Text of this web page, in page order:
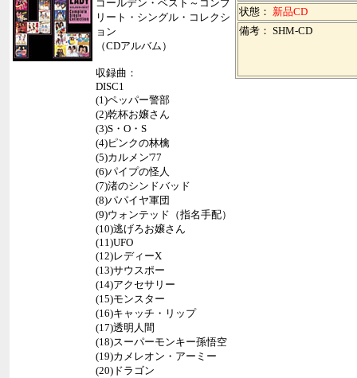
ゴールデン・ベスト～コンプ
リート・シングル・コレクシ
ョン
（CDアルバム）
収録曲：
DISC1
(1)ペッパー警部
(2)乾杯お嬢さん
(3)S・O・S
(4)ピンクの林檎
(5)カルメン'77
(6)パイプの怪人
(7)渚のシンドバッド
(8)パパイヤ軍団
(9)ウォンテッド（指名手配）
(10)逃げろお嬢さん
(11)UFO
(12)レディーX
(13)サウスポー
(14)アクセサリー
(15)モンスター
(16)キャッチ・リップ
(17)透明人間
(18)スーパーモンキー孫悟空
(19)カメレオン・アーミー
(20)ドラゴン
状態： 新品CD
備考： SHM-CD